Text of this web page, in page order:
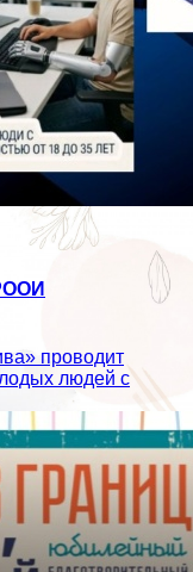
проводит
людей с